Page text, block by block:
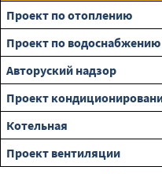
Проект по отоплению
Проект по
Авторуский надзор
Проект
Котельная
Проект вентиляции